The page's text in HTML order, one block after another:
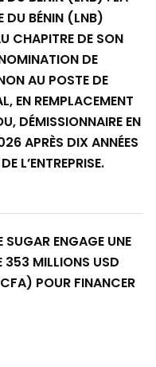
DU BÉNIN (LNB)
CHAPITRE DE SON
DE
AU POSTE DE
EN REMPLACEMENT
DÉMISSIONNAIRE EN
APRÈS DIX ANNÉES
L’ENTREPRISE.
ENGAGE UNE
353 MILLIONS USD
POUR FINANCER